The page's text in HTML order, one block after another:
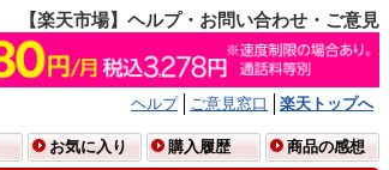
【楽天市場】ヘルプ・お問い合わせ・ご意見
ヘルプ ご意見窓口
楽天トップへ
お気に入り 購入履歴 商品の感想